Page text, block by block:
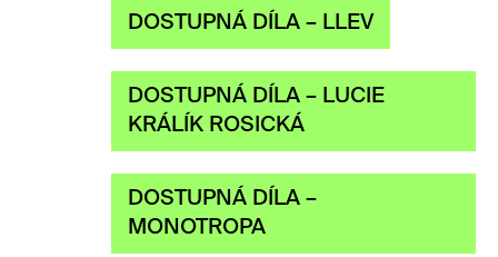
DOSTUPNÁ DÍLA – LLEV
DOSTUPNÁ DÍLA – LUCIE
KRÁLÍK ROSICKÁ
DOSTUPNÁ DÍLA –
MONOTROPA